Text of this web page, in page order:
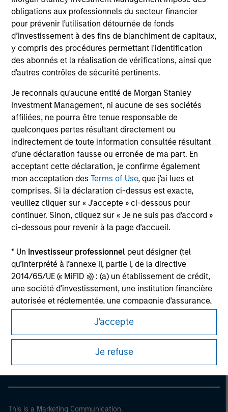
obligations aux professionnels du secteur financier
pour prévenir l’utilisation détournée de fonds
d’investissement à des fins de blanchiment de capitaux,
y compris des procédures permettant l'identification
des abonnés et la réalisation de vérifications, ainsi que
d'autres contrôles de sécurité pertinents.
Je reconnais qu'aucune entité de Morgan Stanley
Investment Management, ni aucune de ses sociétés
affiliées, ne pourra être tenue responsable de
quelconques pertes résultant directement ou
indirectement de toute information consultée résultant
d’une déclaration fausse ou erronée de ma part. En
acceptant cette déclaration, je confirme également
mon acceptation desTerms of Use, que j'ai lues et
comprises. Si la déclaration ci-dessus est exacte,
veuillez cliquer sur « J'accepte » ci-dessous pour
continuer. Sinon, cliquez sur « Je ne suis pas d'accord »
ci-dessous pour revenir à la page d'accueil.
* Un Investisseur professionnel peut désigner (tel
qu’interprété à l’annexe II, partie I, de la directive
2014/65/UE (« MiFID »)) : (a) un établissement de crédit,
une société d'investissement, une institution financière
autorisée et réglementée, une compagnie d'assurance,
un organisme de placement collectif ou la société de
gestion de cet organisme, un fonds de pension ou la
société de gestion de ce fonds, une société de
négociation de matières premières ou d’instruments
institutionnel, qui devra être agréé(e) ou réglementé(e)
pour opérer sur les marchés financiers ; (b) une grande
J'accepte
Je refuse
May not represent all Team Members.
The information on this page is for informational
purposes only. The information contained herein does
not constitute and should not be construed as an
offering of advisory services or an offer to sell or a
solicitation of an offer to buy any securities in any
jurisdiction in which such offer or solicitation,
purchase or sale would be unlawful under the
securities, insurance or other laws of such jurisdiction.
All investing involves risks, including a loss of principal.
Please refer to the strategy detail page for important
information on the strategy, including additional risk
considerations.
Morgan Stanley Careers
This is a Marketing Communication.